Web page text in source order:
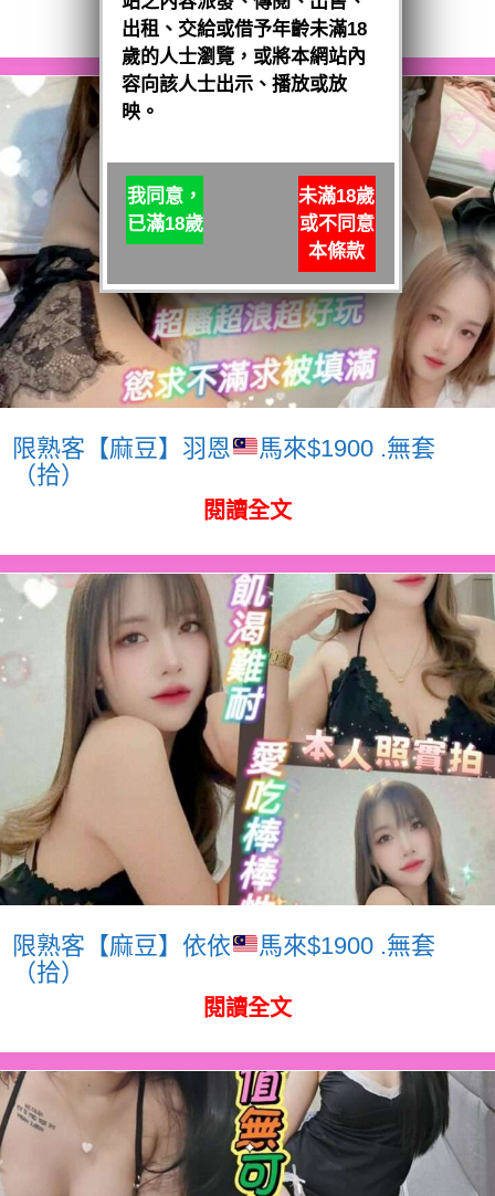
閱讀全文
限熟客【麻豆】羽恩
馬來$1900 .無套
（拾）
閱讀全文
限熟客【麻豆】依依
馬來$1900 .無套
（拾）
閱讀全文
出租、交給或借予年齡未滿18
歲的人士瀏覽，或將本網站內
容向該人士出示、播放或放
映。
我同意，
已滿18歲
未滿18歲
或不同意
本條款